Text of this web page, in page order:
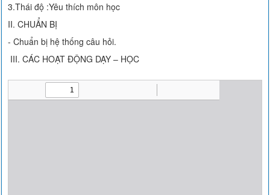
3.Thái độ :Yêu thích môn học
II. CHUẨN BỊ
- Chuẩn bị hệ thống câu hỏi.
III. CÁC HOẠT ĐỘNG DẠY – HỌC